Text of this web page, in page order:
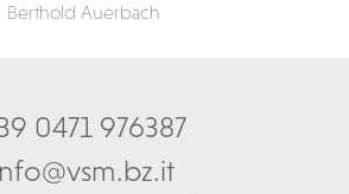
Berthold Auerbach
0471 976387